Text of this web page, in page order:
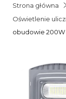
Strona główna
Oświetlenie
obudowie 200W